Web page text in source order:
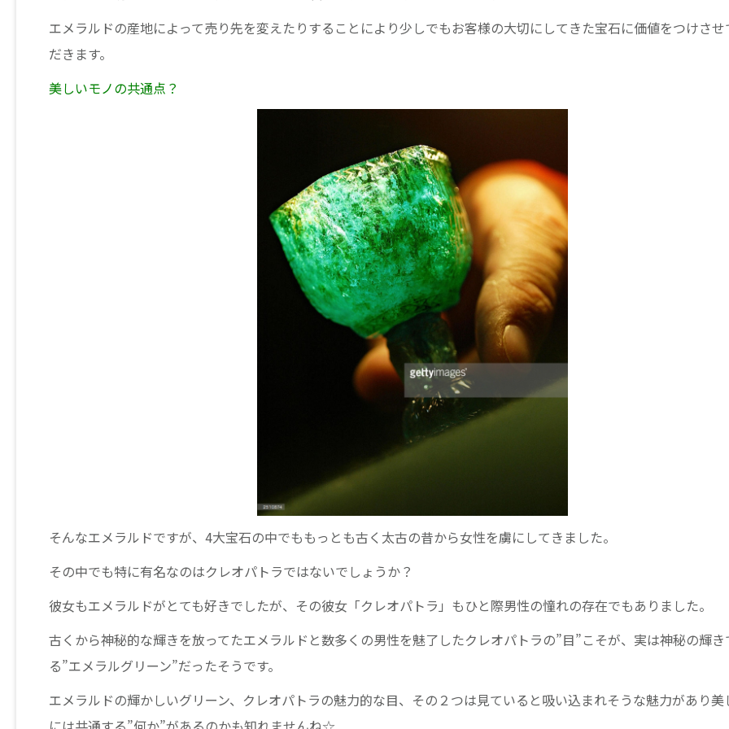
エメラルドの産地によって売り先を変えたりすることにより少しでもお客様の大切にしてきた宝石に価値をつけさ
だきます。
美しいモノの共通点？
そんなエメラルドですが、4大宝石の中でももっとも古く太古の昔から女性を虜にしてきました。
その中でも特に有名なのはクレオパトラではないでしょうか？
彼女もエメラルドがとても好きでしたが、その彼女「クレオパトラ」もひと際男性の憧れの存在でもありました。
古くから神秘的な輝きを放ってたエメラルドと数多くの男性を魅了したクレオパトラの”目”こそが、実は神秘の輝
る”エメラルグリーン”だったそうです。
エメラルドの輝かしいグリーン、クレオパトラの魅力的な目、その２つは見ていると吸い込まれそうな魅力があり美